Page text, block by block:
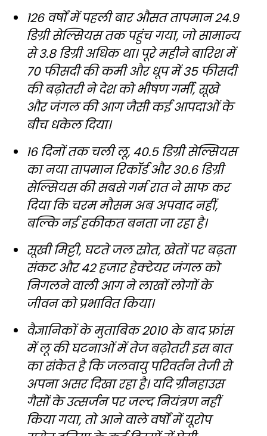
126 वर्षों में पहली बार औसत तापमान 24.9
डिग्री सेल्सियस तक पहुंच गया, जो सामान्य
से 3.8 डिग्री अधिक था। पूरे महीने बारिश में
70 फीसदी की कमी और धूप में 35 फीसदी
की बढ़ोतरी ने देश को भीषण गर्मी, सूखे
और जंगल की आग जैसी कई आपदाओं के
बीच धकेल दिया।
16 दिनों तक चली लू, 40.5 डिग्री सेल्सियस
का नया तापमान रिकॉर्ड और 30.6 डिग्री
सेल्सियस की सबसे गर्म रात ने साफ कर
दिया कि चरम मौसम अब अपवाद नहीं,
बल्कि नई हकीकत बनता जा रहा है।
सूखी मिट्टी, घटते जल स्रोत, खेतों पर बढ़ता
संकट और 42 हजार हेक्टेयर जंगल को
निगलने वाली आग ने लाखों लोगों के
जीवन को प्रभावित किया।
वैज्ञानिकों के मुताबिक 2010 के बाद फ्रांस
में लू की घटनाओं में तेज बढ़ोतरी इस बात
का संकेत है कि जलवायु परिवर्तन तेजी से
अपना असर दिखा रहा है। यदि ग्रीनहाउस
गैसों के उत्सर्जन पर जल्द नियंत्रण नहीं
किया गया, तो आने वाले वर्षों में यूरोप